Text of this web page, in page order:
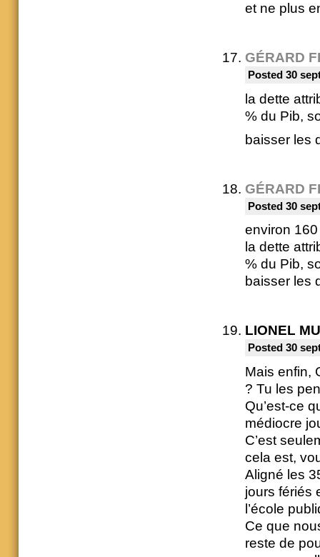
et ne plus
GÉRARD
Posted 30
la dette
% du Pib,
baisser les
GÉRARD
Posted 30
environ
la dette
% du Pib,
baisser les
LIONEL
Posted 30
Mais enfin,
? Tu les
Qu’est-ce
médiocre
C’est
cela est,
Aligné les
jours fériés
l’école
Ce que
reste de